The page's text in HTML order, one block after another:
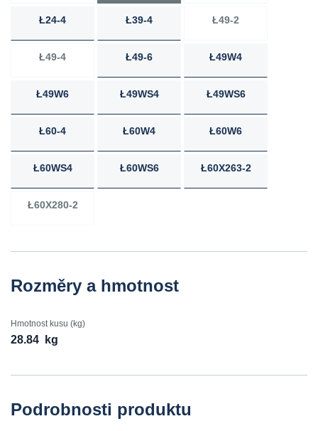
Ł24-4 Ł39-4 Ł49-2
Ł49-4 Ł49-6 Ł49W4
Ł49W6 Ł49WS4 Ł49WS6
Ł60-4 Ł60W4 Ł60W6
Ł60WS4 Ł60WS6 Ł60X263-2
Ł60X280-2
Rozměry a hmotnost
Hmotnost kusu (kg)
28.84 kg
Podrobnosti produktu